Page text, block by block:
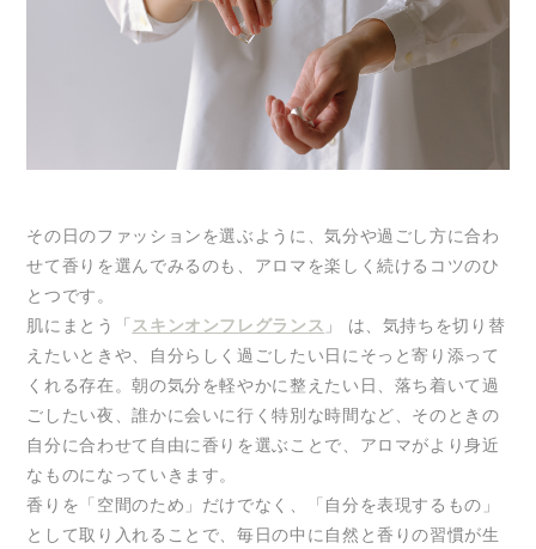
その日のファッションを選ぶように、気分や過ごし方に合わ
せて香りを選んでみるのも、アロマを楽しく続けるコツのひ
とつです。
肌にまとう「 スキンオンフレグランス 」 は、気持ちを切り替
えたいときや、自分らしく過ごしたい日にそっと寄り添って
くれる存在。朝の気分を軽やかに整えたい日、落ち着いて過
ごしたい夜、誰かに会いに行く特別な時間など、そのときの
自分に合わせて自由に香りを選ぶことで、アロマがより身近
なものになっていきます。
香りを「空間のため」だけでなく、「自分を表現するもの」
として取り入れることで、毎日の中に自然と香りの習慣が生